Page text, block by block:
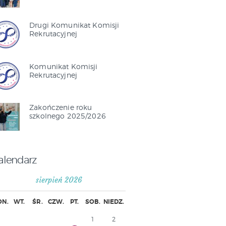
Drugi Komunikat Komisji
Rekrutacyjnej
Komunikat Komisji
Rekrutacyjnej
Zakończenie roku
szkolnego 2025/2026
sierpień 2026
WT. ŚR. CZW. PT. SOB. NIEDZ.
1 2